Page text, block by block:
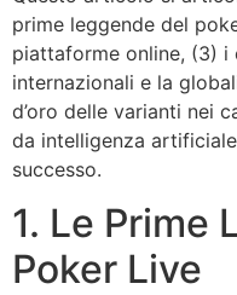
prime leggende del
piattaforme online, (3) i
internazionali e la
d’oro delle varianti nei
da intelligenza
successo.
1. Le Prime
Poker Live